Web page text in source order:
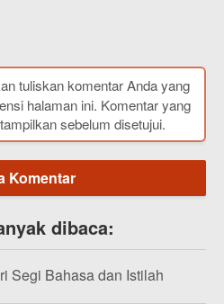
tuliskan komentar Anda yang
halaman ini. Komentar yang
sebelum disetujui.
Komentar
dibaca:
Segi Bahasa dan Istilah